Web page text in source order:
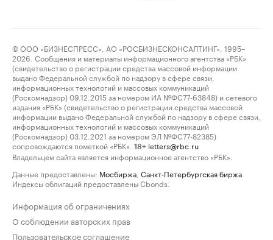
© ООО «БИЗНЕСПРЕСС», АО «РОСБИЗНЕСКОНСАЛТИНГ», 1995–
2026. Сообщения и материалы информационного агентства «РБК»
(свидетельство о регистрации средства массовой информации
выдано Федеральной службой по надзору в сфере связи,
информационных технологий и массовых коммуникаций
(Роскомнадзор) 09.12.2015 за номером ИА №ФС77-63848) и сетевого
издания «РБК» (свидетельство о регистрации средства массовой
информации выдано Федеральной службой по надзору в сфере связи,
информационных технологий и массовых коммуникаций
(Роскомнадзор) 03.12.2021 за номером ЭЛ №ФС77-82385)
сопровождаются пометкой «РБК».
18+ letters@rbc.ru
Владельцем сайта является информационное агентство «РБК».
Данные предоставлены: Мосбиржа Санкт-Петербургская биржа
Индексы облигаций предоставлены Cbonds.
Информация об ограничениях
О соблюдении авторских прав
Пользовательское соглашение